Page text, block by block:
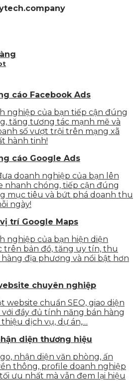
cáo Facebook Ads
nghiệp của bạn tiếp cận đúng
tăng tương tác mạnh mẽ và
số vượt trội trên mạng xã
hành tinh!
cáo Google Ads
doanh nghiệp của bạn lên
nhanh chóng, tiếp cận đúng
mục tiêu và bứt phá doanh thu
ngày!
trí Google Maps
nghiệp của bạn hiện diện
trên bản đồ, tăng uy tín, thu
địa phương và nổi bật hơn
chuyên nghiệp
website chuẩn SEO, giao diện
với đầy đủ tính năng bán hàng
thiệu dịch vụ, dự án,…
diện thương hiệu
nhận diện văn phòng, ấn
thông, profile doanh nghiệp
ưu nhất mà vẫn đem lại hiệu